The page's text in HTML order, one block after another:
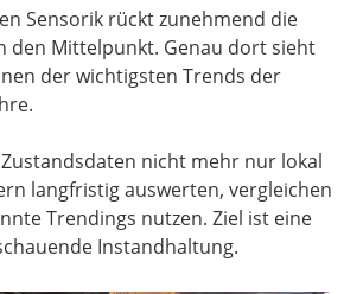
Sensorik rückt zunehmend die
den Mittelpunkt. Genau dort sieht
der wichtigsten Trends der
nicht mehr nur lokal
langfristig auswerten, vergleichen
Trendings nutzen. Ziel ist eine
Instandhaltung.